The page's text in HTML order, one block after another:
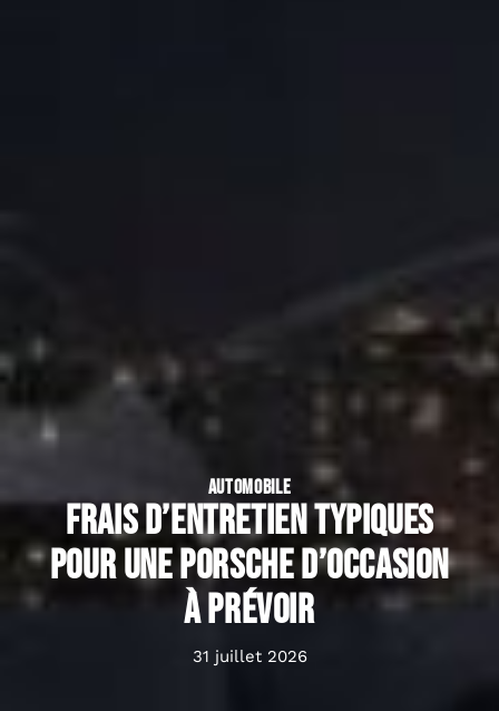
AUTOMOBILE
Frais d’entretien typiques
pour une porsche d’occasion
à prévoir
31 juillet 2026